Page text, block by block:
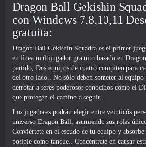
Dragon Ball Gekishin
con Windows 7,8,10,11
gratuita:
Dragon Ball Gekishin Squadra es el primer
en línea multijugador gratuito basado en
partido, Dos equipos de cuatro compiten para
del otro lado.. No sólo deben someter al equipo
derrotar a seres poderosos conocidos como el
que protegen el camino a seguir..
Los jugadores podrán elegir entre veintidós
universo Dragon Ball, asumiendo sus roles
Conviértete en el escudo de tu equipo y
posible como tanque.. Concéntrate en causar